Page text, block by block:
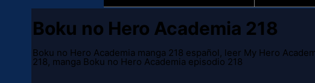
Boku no Hero Academia 218
Boku no Hero Academia manga 218 español, leer My Hero
218, manga Boku no Hero Academia episodio 218